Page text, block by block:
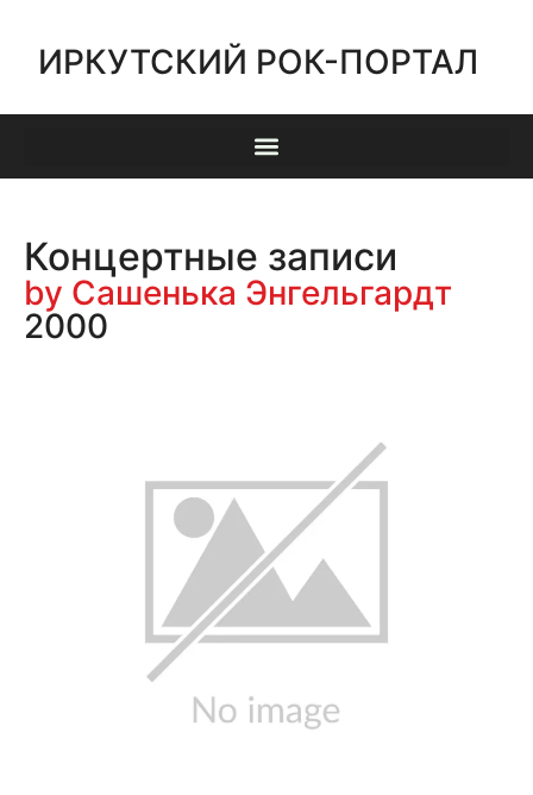
ИРКУТСКИЙ РОК-ПОРТАЛ
Концертные записи
by Сашенька Энгельгардт
2000